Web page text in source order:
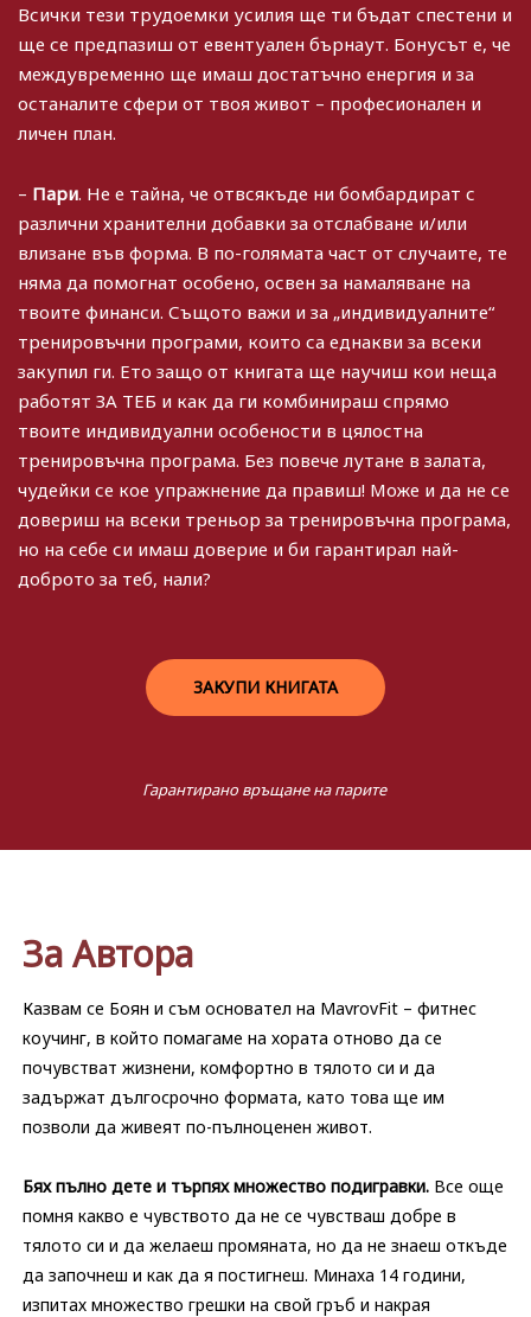
Всички тези трудоемки усилия ще ти бъдат спестени и
ще се предпазиш от евентуален бърнаут. Бонусът е, че
междувременно ще имаш достатъчно енергия и за
останалите сфери от твоя живот – професионален и
личен план.
– Пари. Не е тайна, че отвсякъде ни бомбардират с
различни хранителни добавки за отслабване и/или
влизане във форма. В по-голямата част от случаите, те
няма да помогнат особено, освен за намаляване на
твоите финанси. Същото важи и за „индивидуалните“
тренировъчни програми, които са еднакви за всеки
закупил ги. Ето защо от книгата ще научиш кои неща
работят ЗА ТЕБ и как да ги комбинираш спрямо
твоите индивидуални особености в цялостна
тренировъчна програма. Без повече лутане в залата,
чудейки се кое упражнение да правиш! Може и да не се
довериш на всеки треньор за тренировъчна програма,
но на себе си имаш доверие и би гарантирал най-
доброто за теб, нали?
ЗАКУПИ КНИГАТА
Гарантирано връщане на парите​
За Автора
Казвам се Боян и съм основател на MavrovFit – фитнес
коучинг, в който помагаме на хората отново да се
почувстват жизнени, комфортно в тялото си и да
задържат дългосрочно формата, като това ще им
позволи да живеят по-пълноценен живот.
Бях пълно дете и търпях множество подигравки. Все още
помня какво е чувството да не се чувстваш добре в
тялото си и да желаеш промяната, но да не знаеш откъде
да започнеш и как да я постигнеш. Минаха 14 години,
изпитах множество грешки на свой гръб и накрая